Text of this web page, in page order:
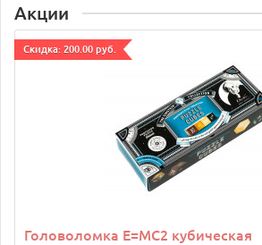
Акции
Cкидка: 200.00 руб.
Головоломка E=MC2 кубическая